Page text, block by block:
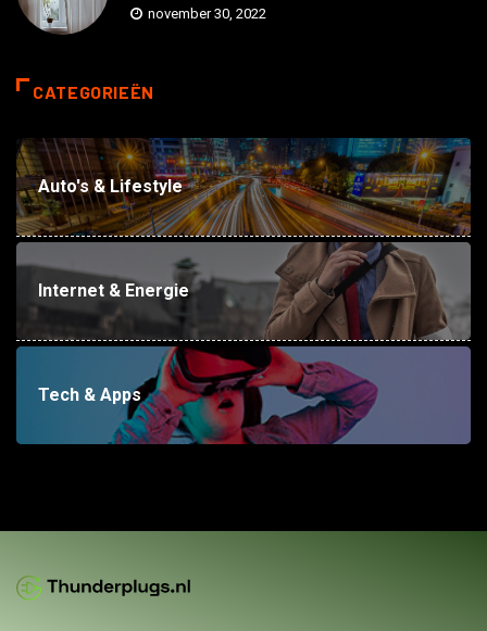
november 30, 2022
CATEGORIEËN
Auto's & Lifestyle
Internet & Energie
Tech & Apps